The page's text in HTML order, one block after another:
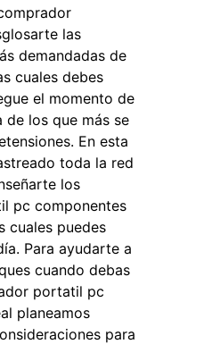
las
demandadas de
cuales debes
el momento de
los que más se
En esta
toda la red
los
pc componentes
cuales puedes
Para ayudarte a
cuando debas
portatil pc
planeamos
para